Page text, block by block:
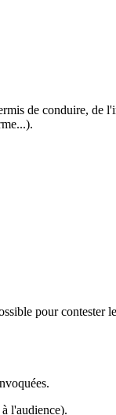
de conduire,
pour contester
l'audience).